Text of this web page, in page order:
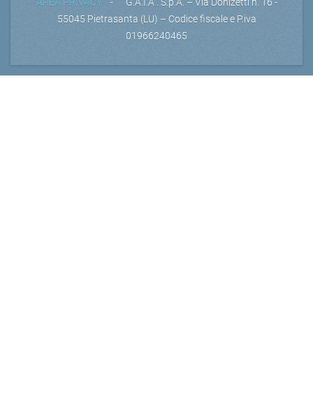
55045 Pietrasanta (LU) – Codice fiscale e P.iva
01966240465